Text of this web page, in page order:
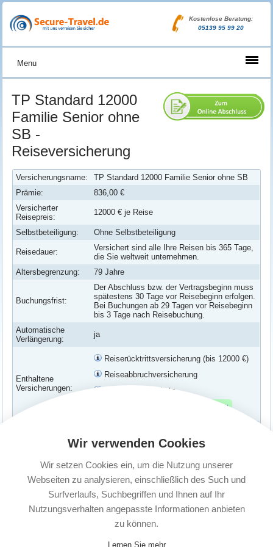
Kostenlose Beratung:
05139 95 99 20
Menu
TP Standard 12000
Familie Senior ohne
SB -
Reiseversicherung
Versicherungsname:
TP Standard 12000 Familie Senior ohne SB
Prämie:
836,00 €
Versicherter
Reisepreis:
12000 € je Reise
Selbstbeteiligung: Ohne Selbstbeteiligung
Reisedauer:
Versichert sind alle Ihre Reisen bis 365 Tage,
die Sie weltweit unternehmen.
Altersbegrenzung:
79 Jahre
Buchungsfrist:
Der Abschluss bzw. der Vertragsbeginn muss
spätestens 30 Tage vor Reisebeginn erfolgen.
Bei Buchungen ab 29 Tagen vor Reisebeginn
bis 3 Tage nach Reisebuchung.
Automatische
Verlängerung:
ja
Enthaltene
Versicherungen:
Reiserücktrittsversicherung (bis 12000 €)
Reiseabbruchversicherung
Verspätungs-Schutz
Corona Erkrankung abgesichert
Versicherungspolice genannte Kinder bis zur
Vollendung des 25. Lebensjahres. Es muss
Kündigungsfrist:
1 Monat vor Ablauf
Wir verwenden Cookies
Wir setzen Cookies ein, um die Nutzung unserer
Webseiten zu analysieren, einschließlich des Such und
Surfverlaufs, Suchbegriffen und Ihnen auf Ihr
Nutzungsverhalten angepasste Informationen anbieten
zu können.
Lernen Sie mehr